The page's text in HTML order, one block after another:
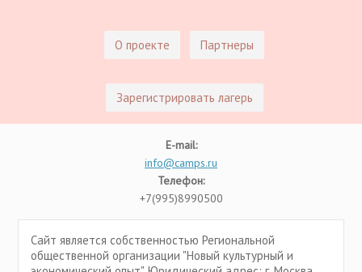
О проекте Партнеры
Зарегистрировать лагерь
E-mail:
info@camps.ru
Телефон:
+7(995)8990500
Сайт является собственностью Региональной
общественной организации "Новый культурный и